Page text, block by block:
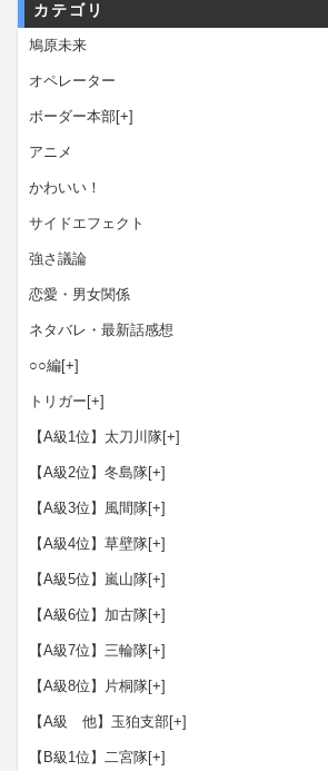
カテゴリ
鳩原未来
オペレーター
ボーダー本部[+]
アニメ
かわいい！
サイドエフェクト
強さ議論
恋愛・男女関係
ネタバレ・最新話感想
○○編[+]
トリガー [+]
【A級1位】太刀川隊[+]
【A級2位】冬島隊[+]
【A級3位】風間隊[+]
【A級4位】草壁隊[+]
【A級5位】嵐山隊[+]
【A級6位】加古隊[+]
【A級7位】三輪隊[+]
【A級8位】片桐隊[+]
【A級 他】玉狛支部[+]
【B級1位】二宮隊[+]